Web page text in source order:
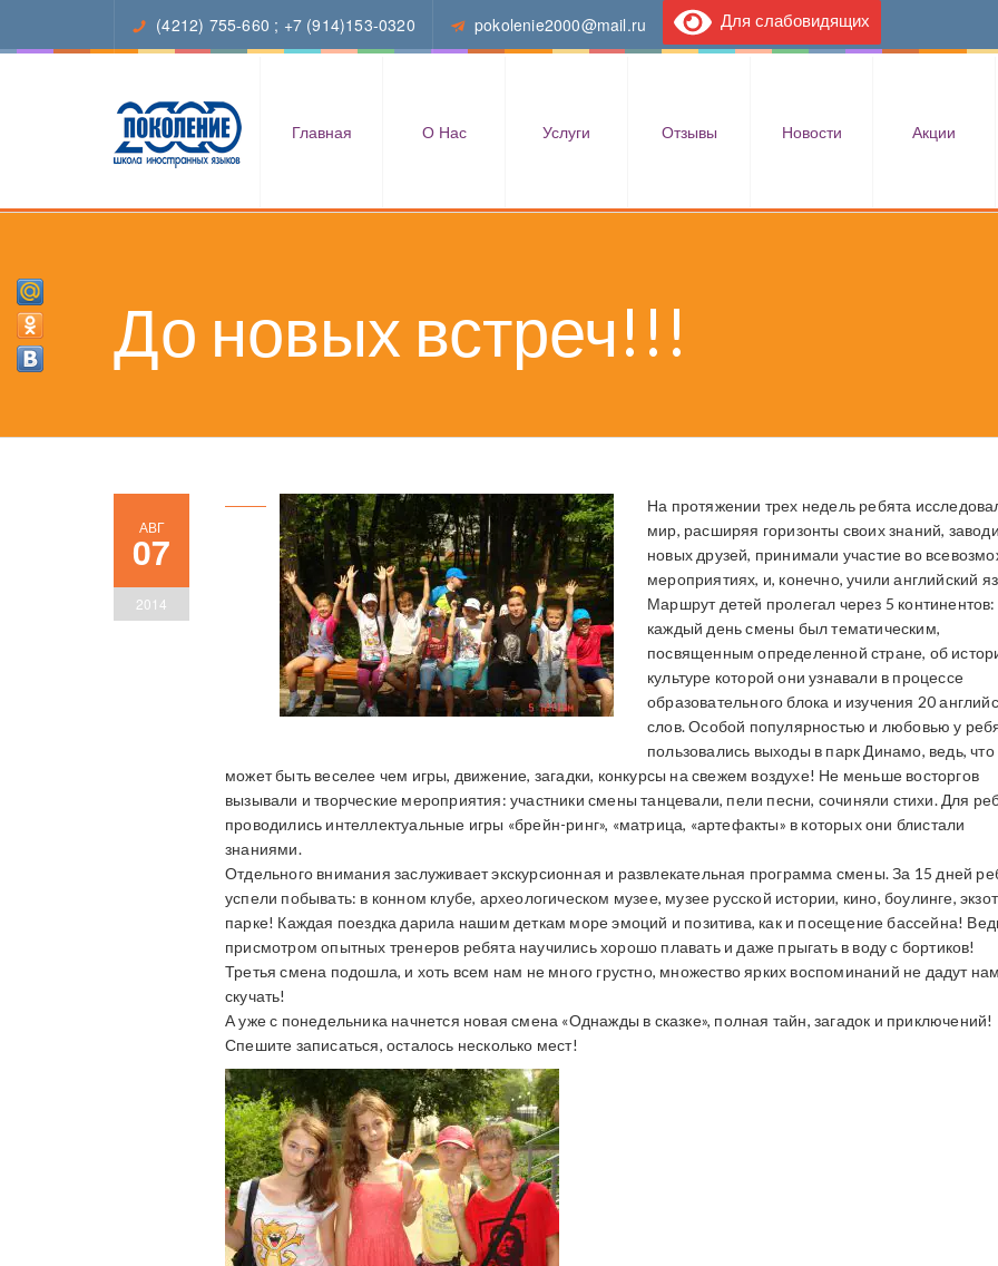
(4212) 755-660 ; +7 (914)153-0320 pokolenie2000@mail.ru Для слабовидящих
Главная О Нас Услуги Отзывы Новости Акции
До новых встреч!!!
АВГ
07
2014
На протяжении трех недель ребята
мир, расширяя горизонты своих знаний,
новых друзей, принимали участие во
мероприятиях, и, конечно, учили английский
Маршрут детей пролегал через 5 континентов:
каждый день смены был тематическим,
посвященным определенной стране, об
культуре которой они узнавали в процессе
образовательного блока и изучения 20 а
слов. Особой популярностью и любовью у
пользовались выходы в парк Динамо, ведь, что
может быть веселее чем игры, движение, загадки, конкурсы на свежем воздухе! Не меньше восторгов
вызывали и творческие мероприятия: участники смены танцевали, пели песни, сочиняли стихи. Для
проводились интеллектуальные игры «брейн-ринг», «матрица, «артефакты» в которых они блистали
знаниями.
Отдельного внимания заслуживает экскурсионная и развлекательная программа смены. За 15 дней
успели побывать: в конном клубе, археологическом музее, музее русской истории, кино, боулинге,
парке! Каждая поездка дарила нашим деткам море эмоций и позитива, как и посещение бассейна!
присмотром опытных тренеров ребята научились хорошо плавать и даже прыгать в воду с бортиков!
Третья смена подошла, и хоть всем нам не много грустно, множество ярких воспоминаний не дадут нам
скучать!
А уже с понедельника начнется новая смена «Однажды в сказке», полная тайн, загадок и приключений!
Спешите записаться, осталось несколько мест!